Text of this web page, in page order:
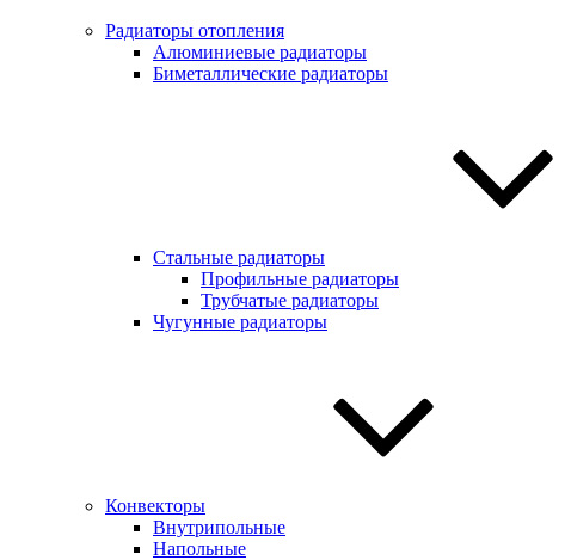
Радиаторы отопления
Алюминиевые радиаторы
Биметаллические радиаторы
Стальные радиаторы
Профильные радиаторы
Трубчатые радиаторы
Чугунные радиаторы
Конвекторы
Внутрипольные
Напольные